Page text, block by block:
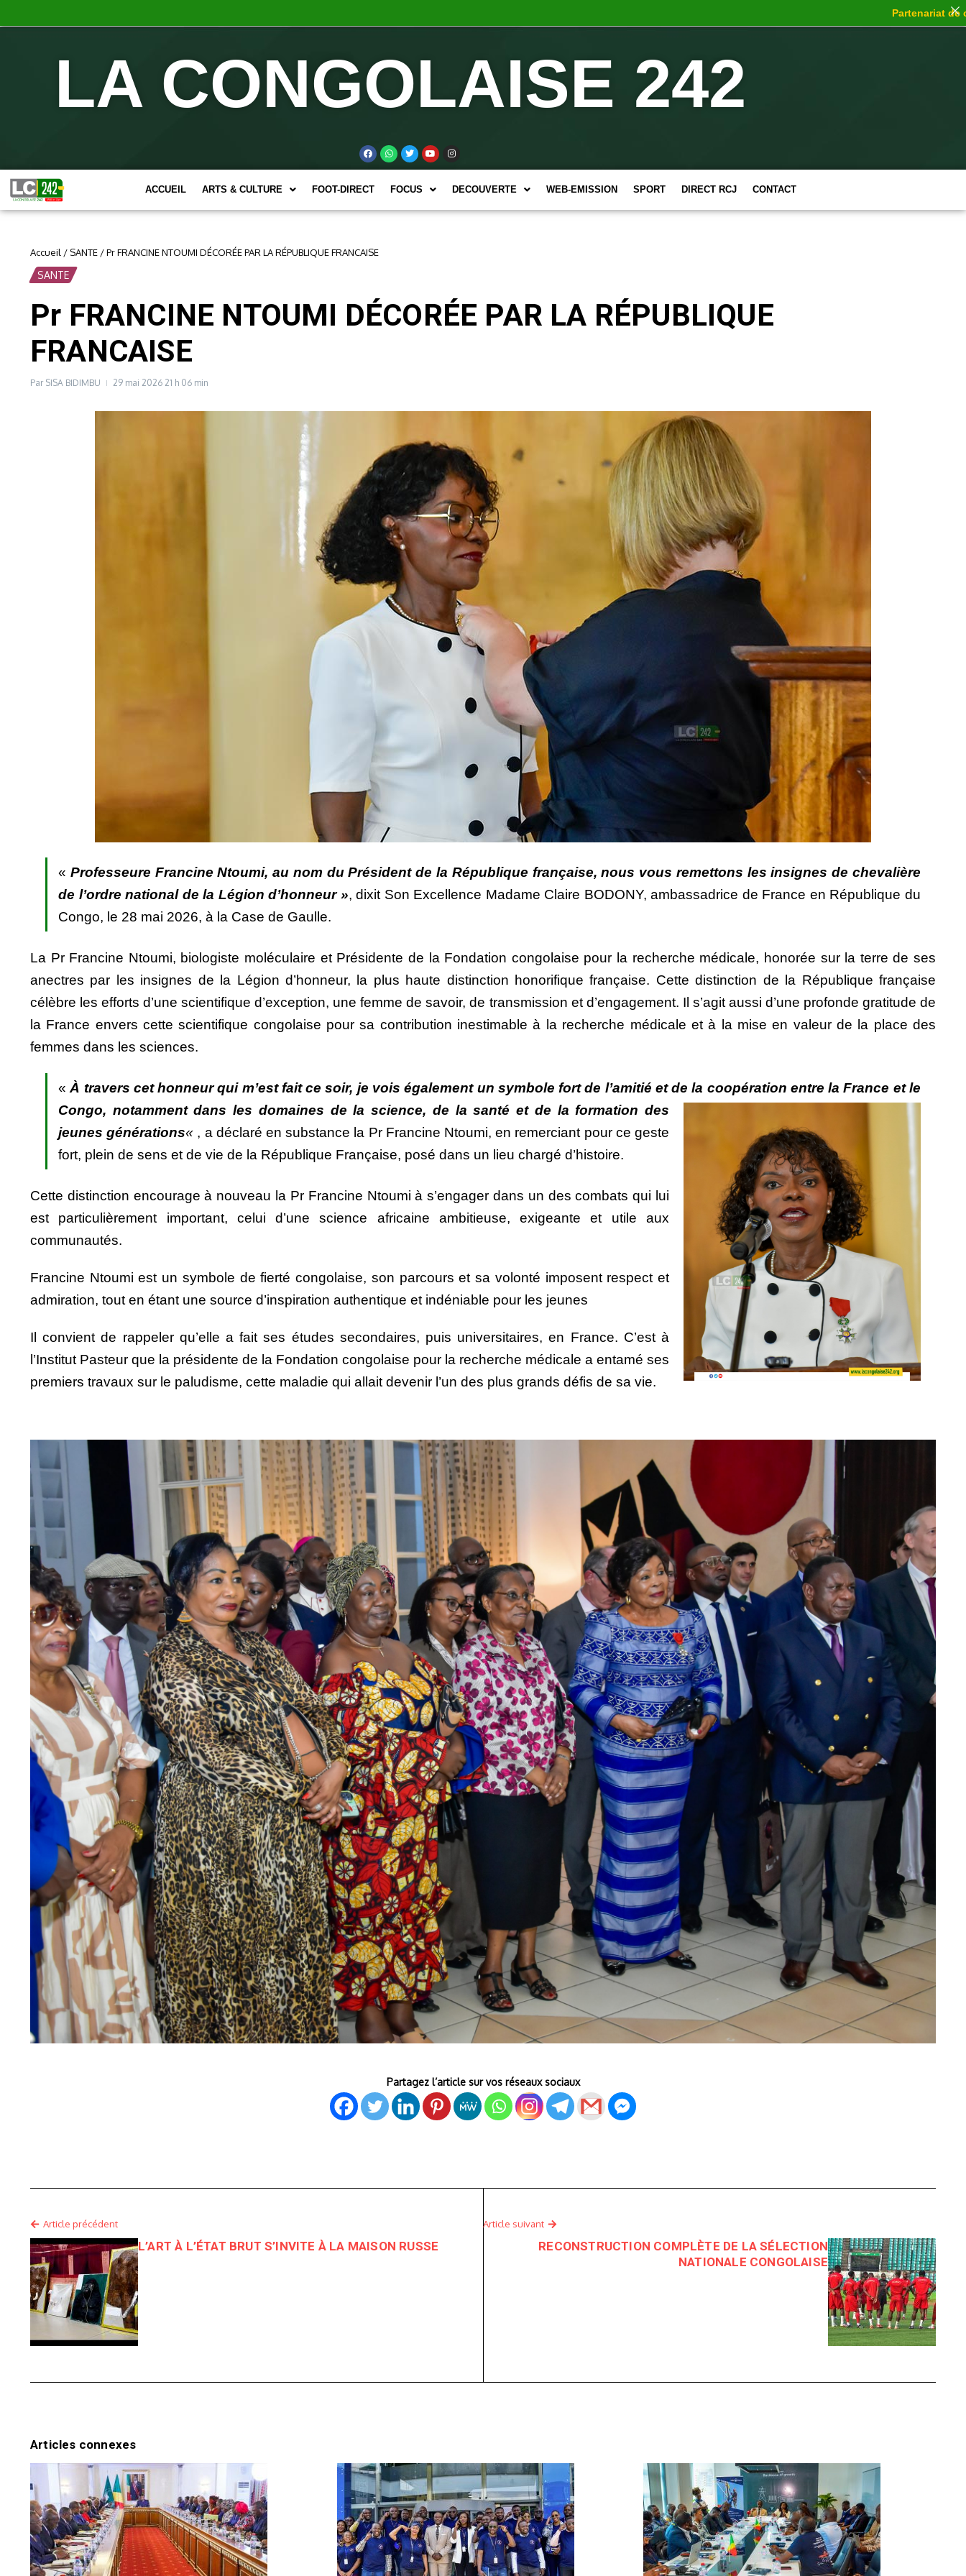
LA CONGOLAISE 242
ACCUEIL ARTS & CULTURE FOOT-DIRECT FOCUS DECOUVERTE WEB-EMISSION SPORT DIRECT RCJ CONTACT
Accueil / SANTE /Pr FRANCINE NTOUMI DÉCORÉE PAR LA RÉPUBLIQUE FRANCAISE
SANTE
Pr FRANCINE NTOUMI DÉCORÉE PAR LA RÉPUBLIQUE
FRANCAISE
Par SISA BIDIMBU 29 mai 2026 21 h 06 min
« Professeure Francine Ntoumi, au nom du Président de la République française, nous vous remettons les insignes de chevalière
de l’ordre national de la Légion d’honneur », dixit Son Excellence Madame Claire BODONY, ambassadrice de France en République du
Congo, le 28 mai 2026, à la Case de Gaulle.
La Pr Francine Ntoumi, biologiste moléculaire et Présidente de la Fondation congolaise pour la recherche médicale, honorée sur la terre de ses
anectres par les insignes de la Légion d’honneur, la plus haute distinction honorifique française. Cette distinction de la République française
célèbre les efforts d’une scientifique d’exception, une femme de savoir, de transmission et d’engagement. Il s’agit aussi d’une profonde gratitude de
la France envers cette scientifique congolaise pour sa contribution inestimable à la recherche médicale et à la mise en valeur de la place des
femmes dans les sciences.
«À travers cet honneur qui m’est fait ce soir, je vois également un symbole fort de l’amitié et de la coopération entre la France et le
Congo, notamment dans les domaines de la science, de la santé et de la formation des
jeunes générations« , a déclaré en substance la Pr Francine Ntoumi, en remerciant pour ce geste
fort, plein de sens et de vie de la République Française, posé dans un lieu chargé d’histoire.
Cette distinction encourage à nouveau la Pr Francine Ntoumi à s’engager dans un des combats qui lui
est particulièrement important, celui d’une science africaine ambitieuse, exigeante et utile aux
communautés.
Francine Ntoumi est un symbole de fierté congolaise, son parcours et sa volonté imposent respect et
admiration, tout en étant une source d’inspiration authentique et indéniable pour les jeunes
Il convient de rappeler qu’elle a fait ses études secondaires, puis universitaires, en France. C’est à
l’Institut Pasteur que la présidente de la Fondation congolaise pour la recherche médicale a entamé ses
premiers travaux sur le paludisme, cette maladie qui allait devenir l’un des plus grands défis de sa vie.
Partagez l’article sur vos réseaux sociaux
Article précédent
L’ART À L’ÉTAT BRUT S’INVITE À LA MAISON RUSSE
Article suivant
RECONSTRUCTION COMPLÈTE DE LA SÉLECTION
NATIONALE CONGOLAISE
Articles connexes
Partenariat de choc :